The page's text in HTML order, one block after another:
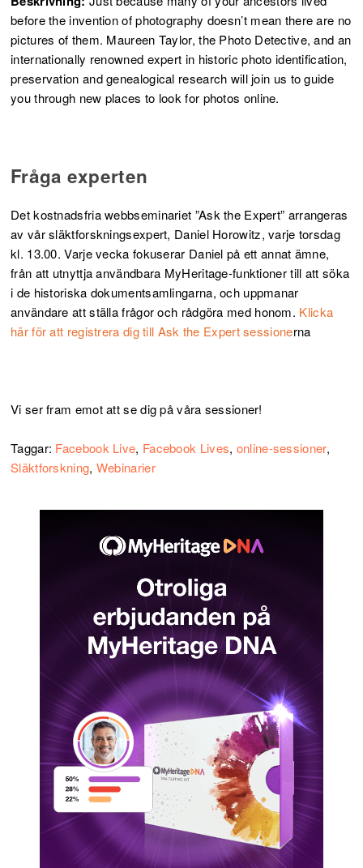
before the invention of photography doesn’t mean there are no
pictures of them. Maureen Taylor, the Photo Detective, and an
internationally renowned expert in historic photo identification,
preservation and genealogical research will join us to guide
you through new places to look for photos online.
Fråga experten
Det kostnadsfria webbseminariet ”Ask the Expert” arrangeras
av vår släktforskningsexpert, Daniel Horowitz, varje torsdag
kl. 13.00. Varje vecka fokuserar Daniel på ett annat ämne,
från att utnyttja användbara MyHeritage-funktioner till att söka
i de historiska dokumentsamlingarna, och uppmanar
användare att ställa frågor och rådgöra med honom. Klicka
här för att registrera dig till Ask the Expert sessionerna
Vi ser fram emot att se dig på våra sessioner!
Taggar: Facebook Live, Facebook Lives, online-sessioner,
Släktforskning, Webinarier